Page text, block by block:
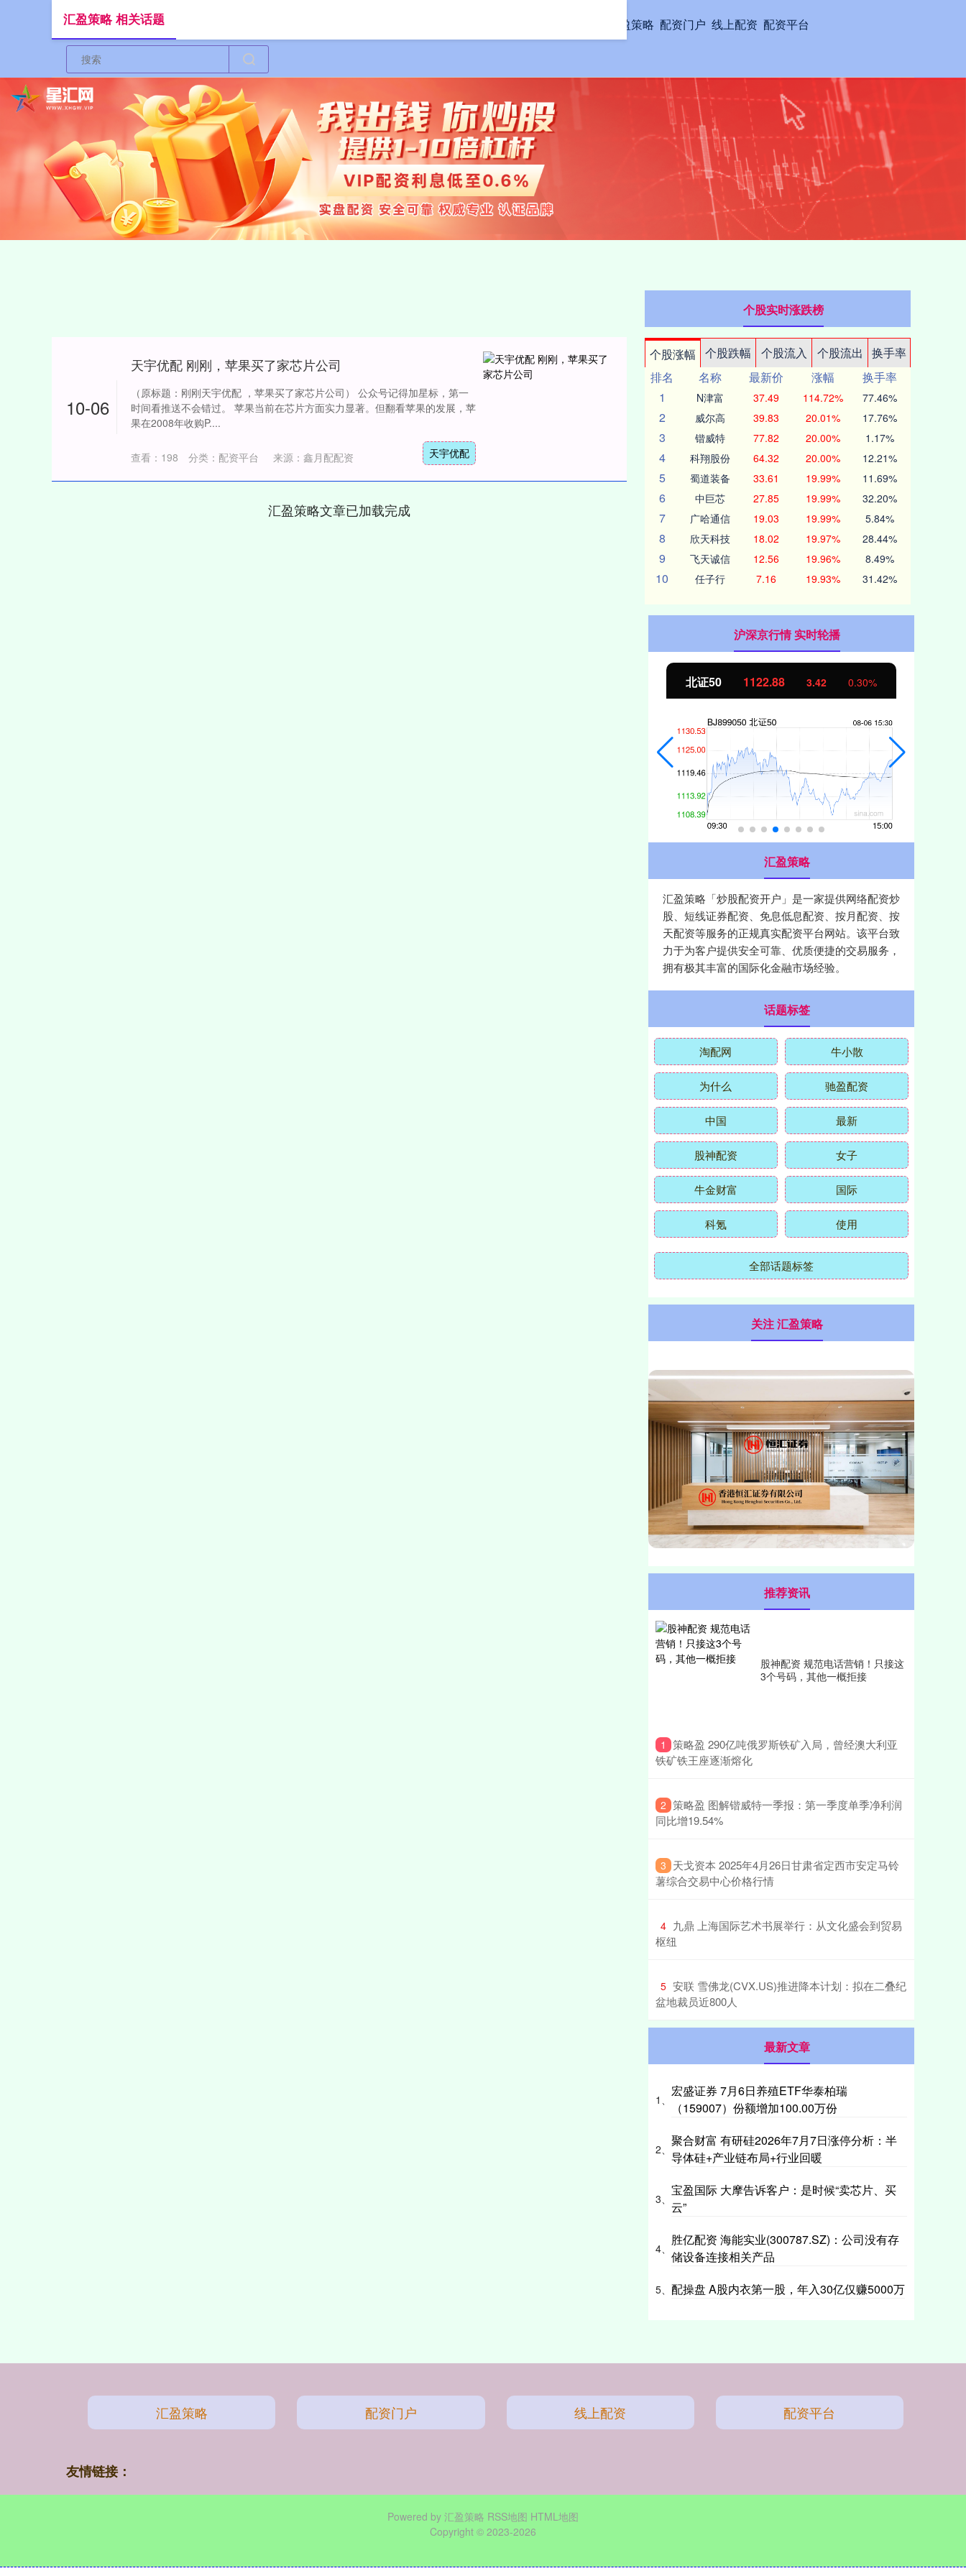
汇盈策略 配资门户 线上配资 配资平台
汇盈策略 相关话题
10-06
天宇优配 刚刚，苹果买了家芯片公司
（原标题：刚刚天宇优配 ，苹果买了家芯片公司） 公众号记得加星标，第一
时间看推送不会错过。 苹果当前在芯片方面实力显著。但翻看苹果的发展，苹
果在2008年收购P....
天宇优配
来源：鑫月配配资
查看： 198 分类： 配资平台
汇盈策略文章已加载完成
个股实时涨跌榜
个股涨幅 个股跌幅 个股流入 个股流出
换手率
排名
名称 最新价 涨幅
换手率
1
N津富 37.49 114.72% 77.46%
2 威尔高 39.83 20.01% 17.76%
3 锴威特 77.82 20.00% 1.17%
4 科翔股份 64.32 20.00% 12.21%
5 蜀道装备 33.61 19.99% 11.69%
6 中巨芯 27.85 19.99% 32.20%
7 广哈通信 19.03 19.99% 5.84%
8 欣天科技 18.02 19.97% 28.44%
9 飞天诚信 12.56 19.96% 8.49%
10 任子行 7.16 19.93% 31.42%
沪深京行情 实时轮播
北证50 1122.88 3.42 0.30%
汇盈策略
汇盈策略「炒股配资开户」是一家提供网络配资炒
股、短线证券配资、免息低息配资、按月配资、按
天配资等服务的正规真实配资平台网站。该平台致
力于为客户提供安全可靠、优质便捷的交易服务，
拥有极其丰富的国际化金融市场经验。
话题标签
淘配网 牛小散
为什么 驰盈配资
中国 最新
股神配资 女子
牛金财富 国际
科氪 使用
全部话题标签
关注 汇盈策略
推荐资讯
股神配资 规范电话营销！只接这
3个号码，其他一概拒接
1 ​策略盈 290亿吨俄罗斯铁矿入局，曾经澳大利亚
铁矿铁王座逐渐熔化
2 ​策略盈 图解锴威特一季报：第一季度单季净利润
同比增19.54%
3 ​天戈资本 2025年4月26日甘肃省定西市安定马铃
薯综合交易中心价格行情
4 ​九鼎 上海国际艺术书展举行：从文化盛会到贸易
枢纽
5 ​安联 雪佛龙(CVX.US)推进降本计划：拟在二叠纪
盆地裁员近800人
最新文章
1、
宏盛证券 7月6日养殖ETF华泰柏瑞
（159007）份额增加100.00万份
2、
聚合财富 有研硅2026年7月7日涨停分析：半
导体硅+产业链布局+行业回暖
3、
宝盈国际 大摩告诉客户：是时候“卖芯片、买
云”
4、
胜亿配资 海能实业(300787.SZ)：公司没有存
储设备连接相关产品
5、 配操盘 A股内衣第一股，年入30亿仅赚5000万
汇盈策略 配资门户 线上配资 配资平台
友情链接：
Powered by 汇盈策略 RSS地图 HTML地图
Copyright © 2023-2026